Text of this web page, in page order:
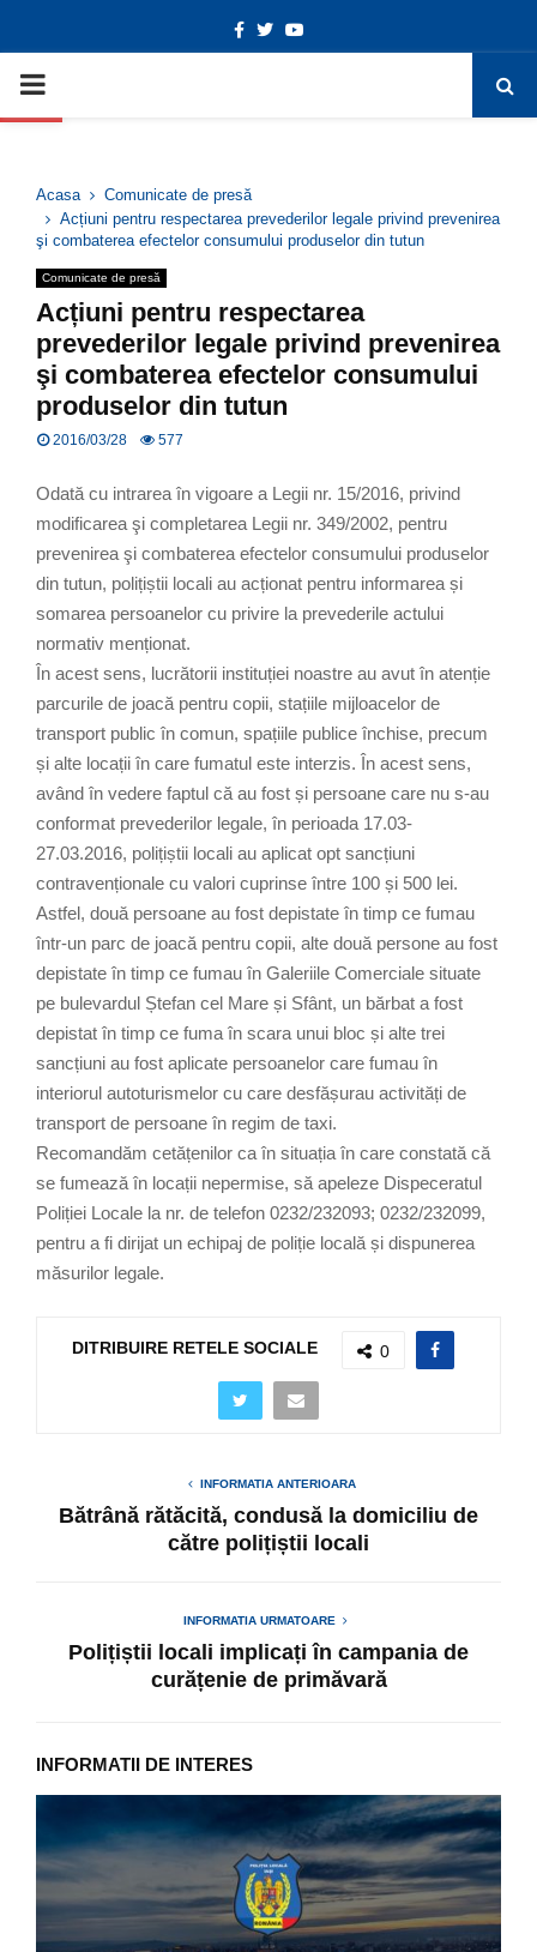
Deschide bara de unelte
Facebook
TwitterYoutube
PRIMARY
Acasa
Comunicate de presă
Acțiuni pentru respectarea prevederilor legale privind prevenirea
şi combaterea efectelor consumului produselor din tutun
Comunicate de presă
Acțiuni pentru respectarea
prevederilor legale privind prevenirea
şi combaterea efectelor consumului
produselor din tutun
2016/03/28 577
Odată cu intrarea în vigoare a Legii nr. 15/2016, privind
modificarea şi completarea Legii nr. 349/2002, pentru
prevenirea şi combaterea efectelor consumului produselor
din tutun, polițiștii locali au acționat pentru informarea și
somarea persoanelor cu privire la prevederile actului
normativ menționat.
În acest sens, lucrătorii instituției noastre au avut în atenție
parcurile de joacă pentru copii, stațiile mijloacelor de
transport public în comun, spațiile publice închise, precum
și alte locații în care fumatul este interzis. În acest sens,
având în vedere faptul că au fost și persoane care nu s-au
conformat prevederilor legale, în perioada 17.03-
27.03.2016, polițiștii locali au aplicat opt sancțiuni
contravenționale cu valori cuprinse între 100 și 500 lei.
Astfel, două persoane au fost depistate în timp ce fumau
într-un parc de joacă pentru copii, alte două persone au fost
depistate în timp ce fumau în Galeriile Comerciale situate
pe bulevardul Ștefan cel Mare și Sfânt, un bărbat a fost
depistat în timp ce fuma în scara unui bloc și alte trei
sancțiuni au fost aplicate persoanelor care fumau în
interiorul autoturismelor cu care desfășurau activități de
transport de persoane în regim de taxi.
Recomandăm cetățenilor ca în situația în care constată că
se fumează în locații nepermise, să apeleze Dispeceratul
Poliției Locale la nr. de telefon 0232/232093; 0232/232099,
pentru a fi dirijat un echipaj de poliție locală și dispunerea
măsurilor legale.
DITRIBUIRE RETELE SOCIALE 0
INFORMATIA ANTERIOARA
Bătrână rătăcită, condusă la domiciliu de
către polițiștii locali
INFORMATIA URMATOARE
Polițiștii locali implicați în campania de
curățenie de primăvară
INFORMATII DE INTERES